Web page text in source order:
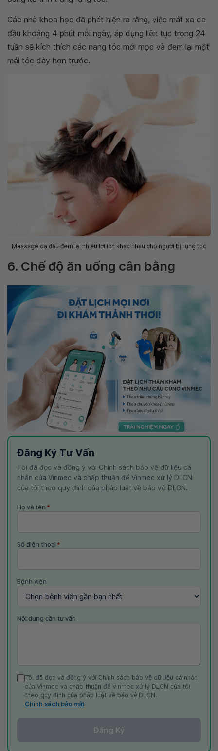
Các nhà khoa học đã phát hiện ra rằng, việc mát xa da
đầu khoảng 4 phút mỗi ngày, áp dụng liên tục trong 24
tuần sẽ kích thích các nang tóc mới mọc và đem lại một
mái tóc dày hơn trước.
Massage da đầu đem lại nhiều lợi ích khác nhau cho người bị rụng tóc
6. Chế độ ăn uống cân bằng
Đăng Ký Tư Vấn
Tôi đã đọc và đồng ý với Chính sách bảo vệ dữ liệu cá
nhân của Vinmec và chấp thuận để Vinmec xử lý DLCN
của tôi theo quy định của pháp luật về bảo vệ DLCN.
Họ và tên *
Số điện thoại *
Bệnh viện
Nội dung cần tư vấn
Tôi đã đọc và đồng ý với Chính sách bảo vệ dữ liệu cá nhân
của Vinmec và chấp thuận để Vinmec xử lý DLCN của tôi
theo quy định của pháp luật về bảo vệ DLCN.
Chính sách bảo mật
Đăng Ký